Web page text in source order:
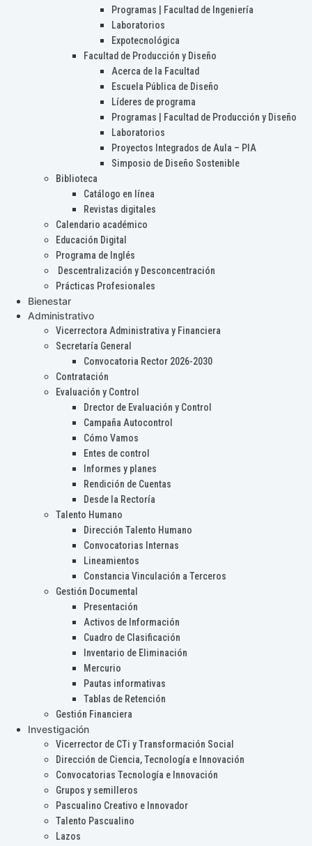
Programas | Facultad de Ingeniería
Laboratorios
Expotecnológica
Facultad de Producción y Diseño
Acerca de la Facultad
Escuela Pública de Diseño
Líderes de programa
Programas | Facultad de Producción y Diseño
Laboratorios
Proyectos Integrados de Aula – PIA
Simposio de Diseño Sostenible
Biblioteca
Catálogo en línea
Revistas digitales
Calendario académico
Educación Digital
Programa de Inglés
Descentralización y Desconcentración
Prácticas Profesionales
Bienestar
Administrativo
Vicerrectora Administrativa y Financiera
Secretaría General
Convocatoria Rector 2026-2030
Contratación
Evaluación y Control
Drector de Evaluación y Control
Campaña Autocontrol
Cómo Vamos
Entes de control
Informes y planes
Rendición de Cuentas
Desde la Rectoría
Talento Humano
Dirección Talento Humano
Convocatorias Internas
Lineamientos
Constancia Vinculación a Terceros
Gestión Documental
Presentación
Activos de Información
Cuadro de Clasificación
Inventario de Eliminación
Mercurio
Pautas informativas
Tablas de Retención
Gestión Financiera
Investigación
Vicerrector de CTi y Transformación Social
Dirección de Ciencia, Tecnología e Innovación
Convocatorias Tecnología e Innovación
Grupos y semilleros
Pascualino Creativo e Innovador
Talento Pascualino
Lazos